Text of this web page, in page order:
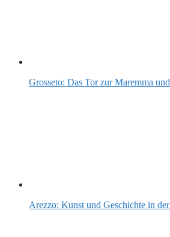
Grosseto: Das Tor zur Maremma
Arezzo: Kunst und Geschichte in